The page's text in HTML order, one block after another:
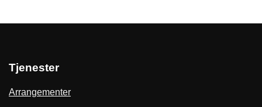
Tjenester
Arrangementer